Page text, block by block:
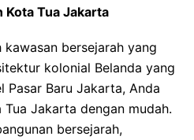
Kota Tua Jakarta
bersejarah yang
kolonial Belanda yang
Pasar Baru Jakarta, Anda
Jakarta dengan mudah.
bersejarah,